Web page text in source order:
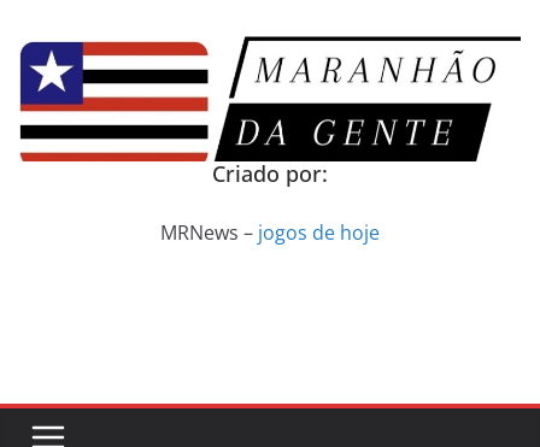
para
conteúdo
Criado por:
MRNews – jogos de hoje